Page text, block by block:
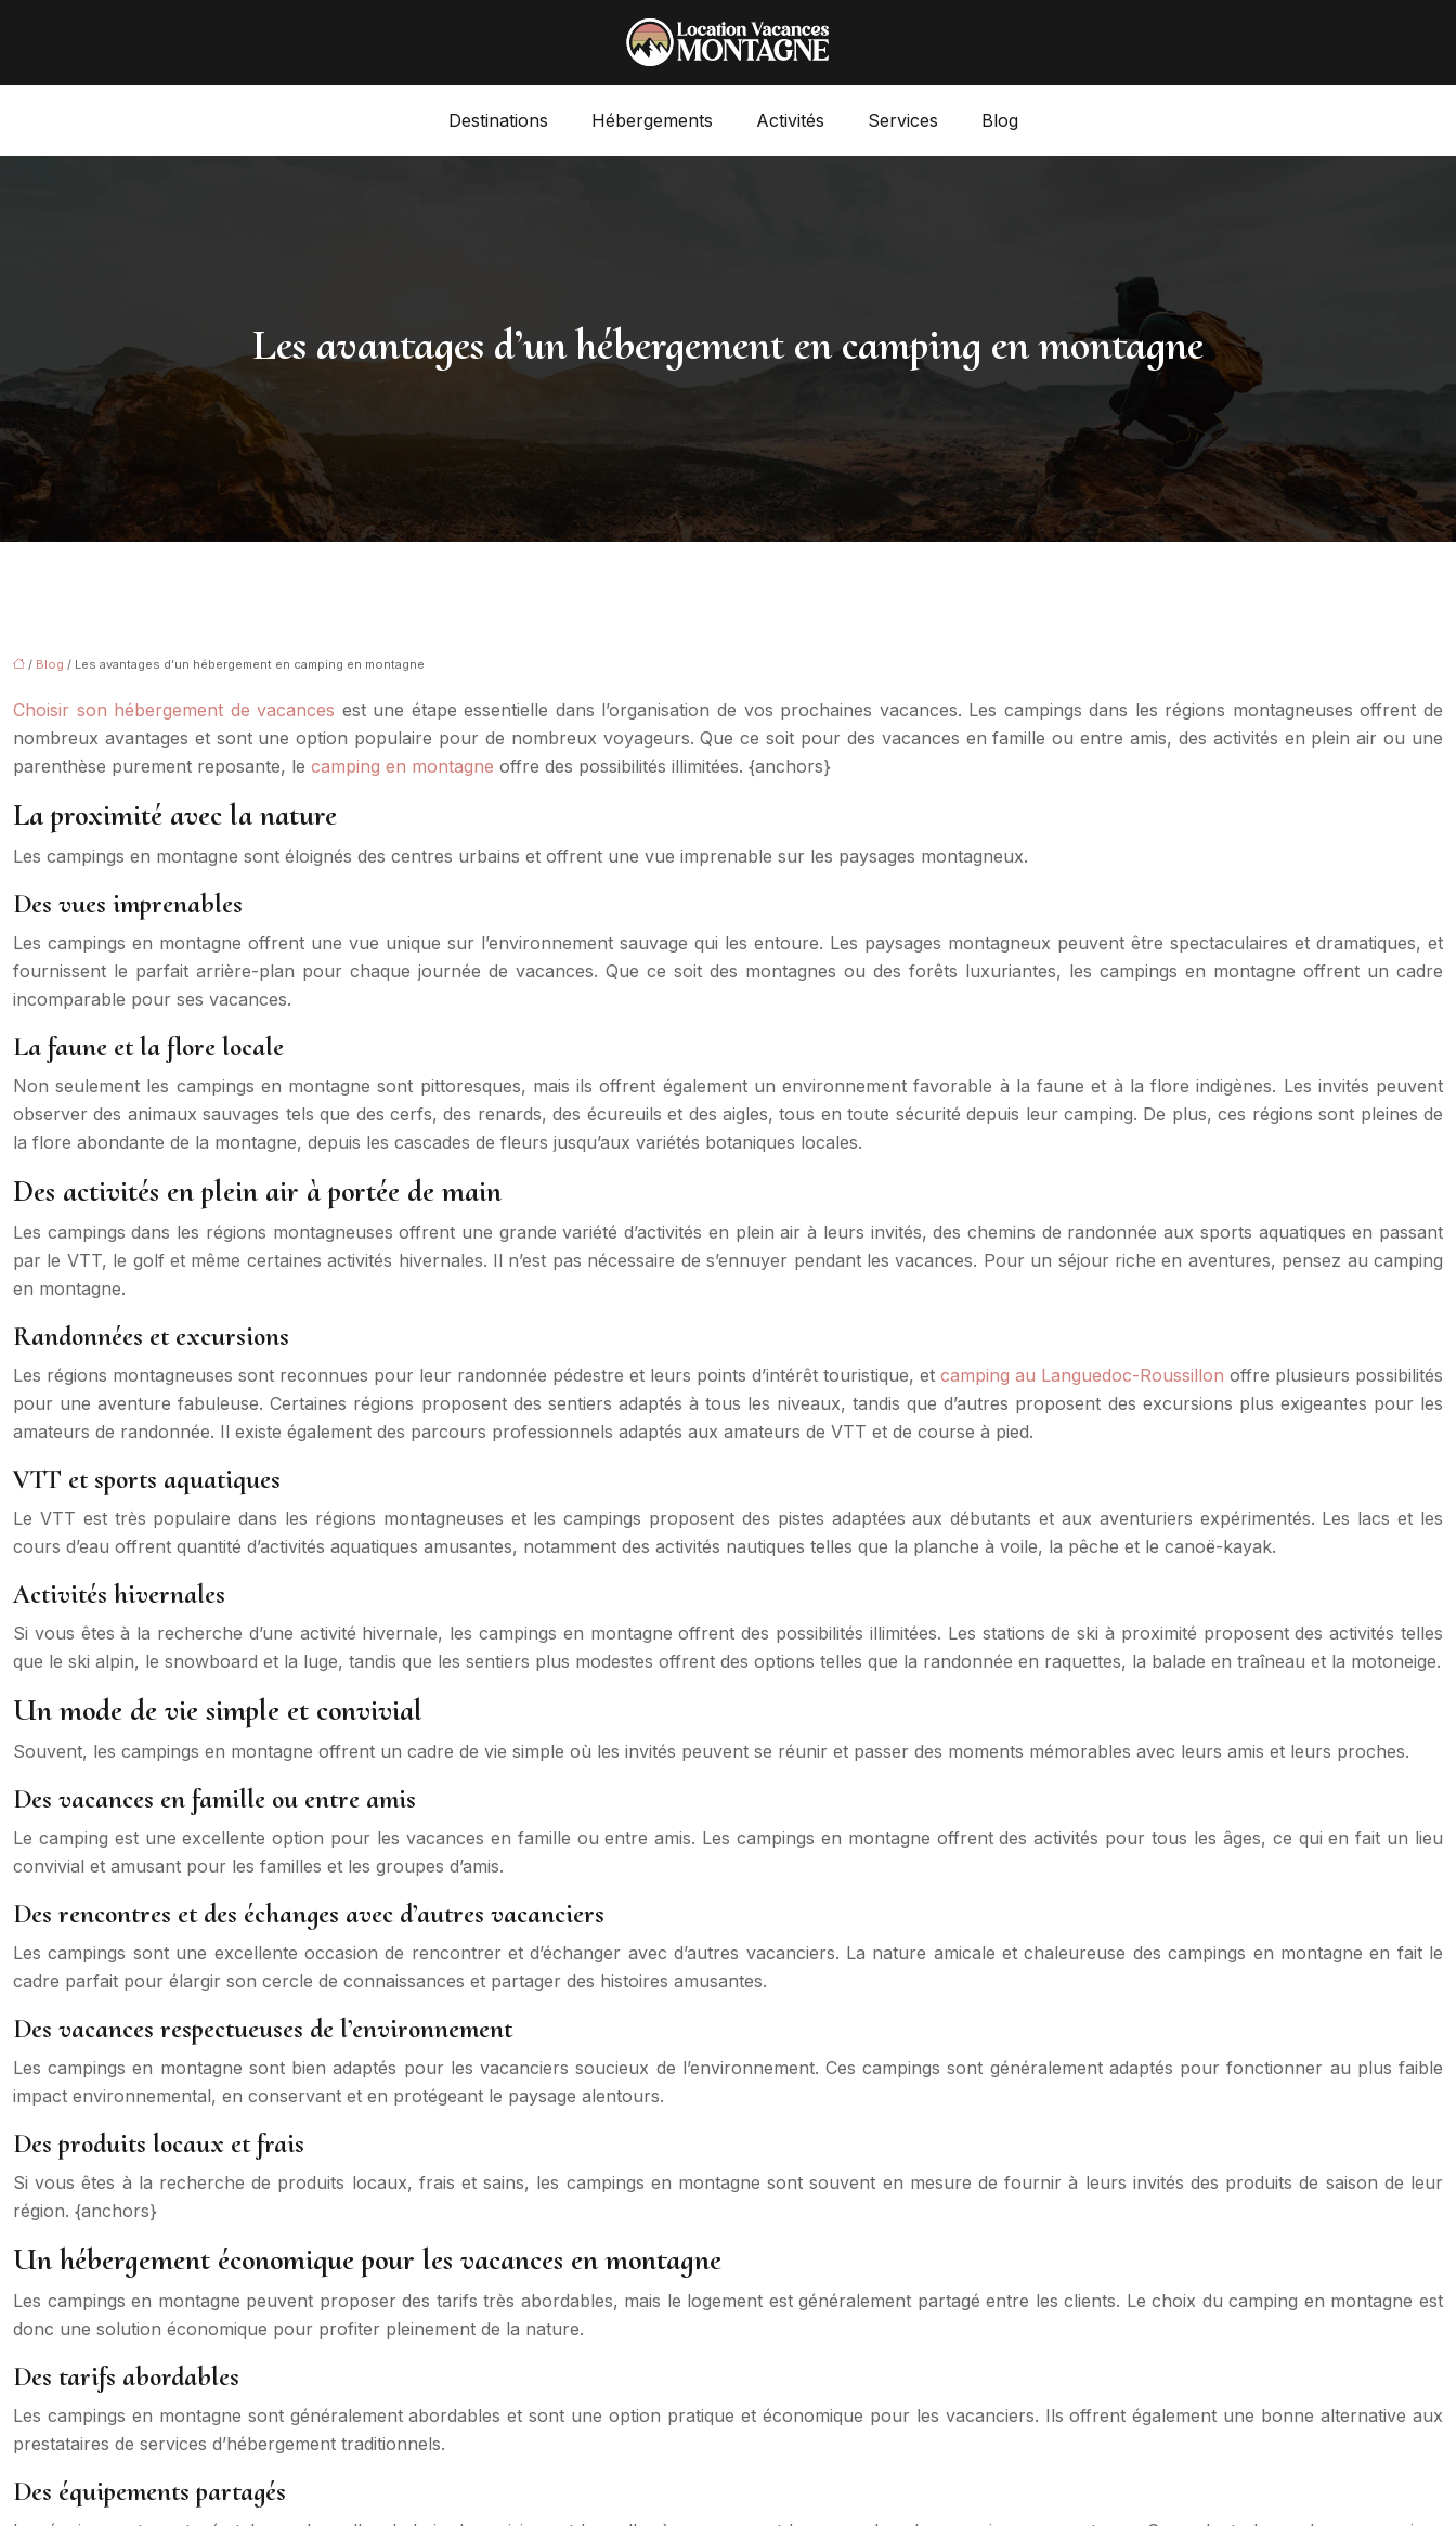
Destinations Hébergements Activités Services Blog
Les avantages d’un hébergement en camping en montagne
/ Blog / Les avantages d’un hébergement en camping en montagne
Choisir son hébergement de vacances est une étape essentielle dans l’organisation de vos prochaines vacances. Les campings dans les régions montagneuses offrent de
nombreux avantages et sont une option populaire pour de nombreux voyageurs. Que ce soit pour des vacances en famille ou entre amis, des activités en plein air ou une
parenthèse purement reposante, le camping en montagne offre des possibilités illimitées. {anchors}
La proximité avec la nature
Les campings en montagne sont éloignés des centres urbains et offrent une vue imprenable sur les paysages montagneux.
Des vues imprenables
Les campings en montagne offrent une vue unique sur l’environnement sauvage qui les entoure. Les paysages montagneux peuvent être spectaculaires et dramatiques, et
fournissent le parfait arrière-plan pour chaque journée de vacances. Que ce soit des montagnes ou des forêts luxuriantes, les campings en montagne offrent un cadre
incomparable pour ses vacances.
La faune et la flore locale
Non seulement les campings en montagne sont pittoresques, mais ils offrent également un environnement favorable à la faune et à la flore indigènes. Les invités peuvent
observer des animaux sauvages tels que des cerfs, des renards, des écureuils et des aigles, tous en toute sécurité depuis leur camping. De plus, ces régions sont pleines de
la flore abondante de la montagne, depuis les cascades de fleurs jusqu’aux variétés botaniques locales.
Des activités en plein air à portée de main
Les campings dans les régions montagneuses offrent une grande variété d’activités en plein air à leurs invités, des chemins de randonnée aux sports aquatiques en passant
par le VTT, le golf et même certaines activités hivernales. Il n’est pas nécessaire de s’ennuyer pendant les vacances. Pour un séjour riche en aventures, pensez au camping
en montagne.
Randonnées et excursions
Les régions montagneuses sont reconnues pour leur randonnée pédestre et leurs points d’intérêt touristique, et camping au Languedoc-Roussillon offre plusieurs possibilités
pour une aventure fabuleuse. Certaines régions proposent des sentiers adaptés à tous les niveaux, tandis que d’autres proposent des excursions plus exigeantes pour les
amateurs de randonnée. Il existe également des parcours professionnels adaptés aux amateurs de VTT et de course à pied.
VTT et sports aquatiques
Le VTT est très populaire dans les régions montagneuses et les campings proposent des pistes adaptées aux débutants et aux aventuriers expérimentés. Les lacs et les
cours d’eau offrent quantité d’activités aquatiques amusantes, notamment des activités nautiques telles que la planche à voile, la pêche et le canoë-kayak.
Activités hivernales
Si vous êtes à la recherche d’une activité hivernale, les campings en montagne offrent des possibilités illimitées. Les stations de ski à proximité proposent des activités telles
que le ski alpin, le snowboard et la luge, tandis que les sentiers plus modestes offrent des options telles que la randonnée en raquettes, la balade en traîneau et la motoneige.
Un mode de vie simple et convivial
Souvent, les campings en montagne offrent un cadre de vie simple où les invités peuvent se réunir et passer des moments mémorables avec leurs amis et leurs proches.
Des vacances en famille ou entre amis
Le camping est une excellente option pour les vacances en famille ou entre amis. Les campings en montagne offrent des activités pour tous les âges, ce qui en fait un lieu
convivial et amusant pour les familles et les groupes d’amis.
Des rencontres et des échanges avec d’autres vacanciers
Les campings sont une excellente occasion de rencontrer et d’échanger avec d’autres vacanciers. La nature amicale et chaleureuse des campings en montagne en fait le
cadre parfait pour élargir son cercle de connaissances et partager des histoires amusantes.
Des vacances respectueuses de l’environnement
Les campings en montagne sont bien adaptés pour les vacanciers soucieux de l’environnement. Ces campings sont généralement adaptés pour fonctionner au plus faible
impact environnemental, en conservant et en protégeant le paysage alentours.
Des produits locaux et frais
Si vous êtes à la recherche de produits locaux, frais et sains, les campings en montagne sont souvent en mesure de fournir à leurs invités des produits de saison de leur
région. {anchors}
Un hébergement économique pour les vacances en montagne
Les campings en montagne peuvent proposer des tarifs très abordables, mais le logement est généralement partagé entre les clients. Le choix du camping en montagne est
donc une solution économique pour profiter pleinement de la nature.
Des tarifs abordables
Les campings en montagne sont généralement abordables et sont une option pratique et économique pour les vacanciers. Ils offrent également une bonne alternative aux
prestataires de services d’hébergement traditionnels.
Des équipements partagés